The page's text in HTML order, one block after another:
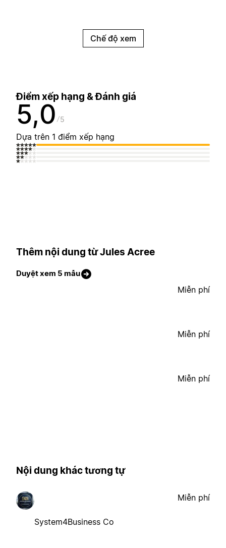
Chế độ xem
Điểm xếp hạng & Đánh giá
5,0 5
Dựa trên 1 điểm xếp hạng
Thêm nội dung từ Jules Acree
Duyệt xem 5 mẫu
Miễn phí
Miễn phí
Miễn phí
Nội dung khác tương tự
System4Business Co
Miễn phí